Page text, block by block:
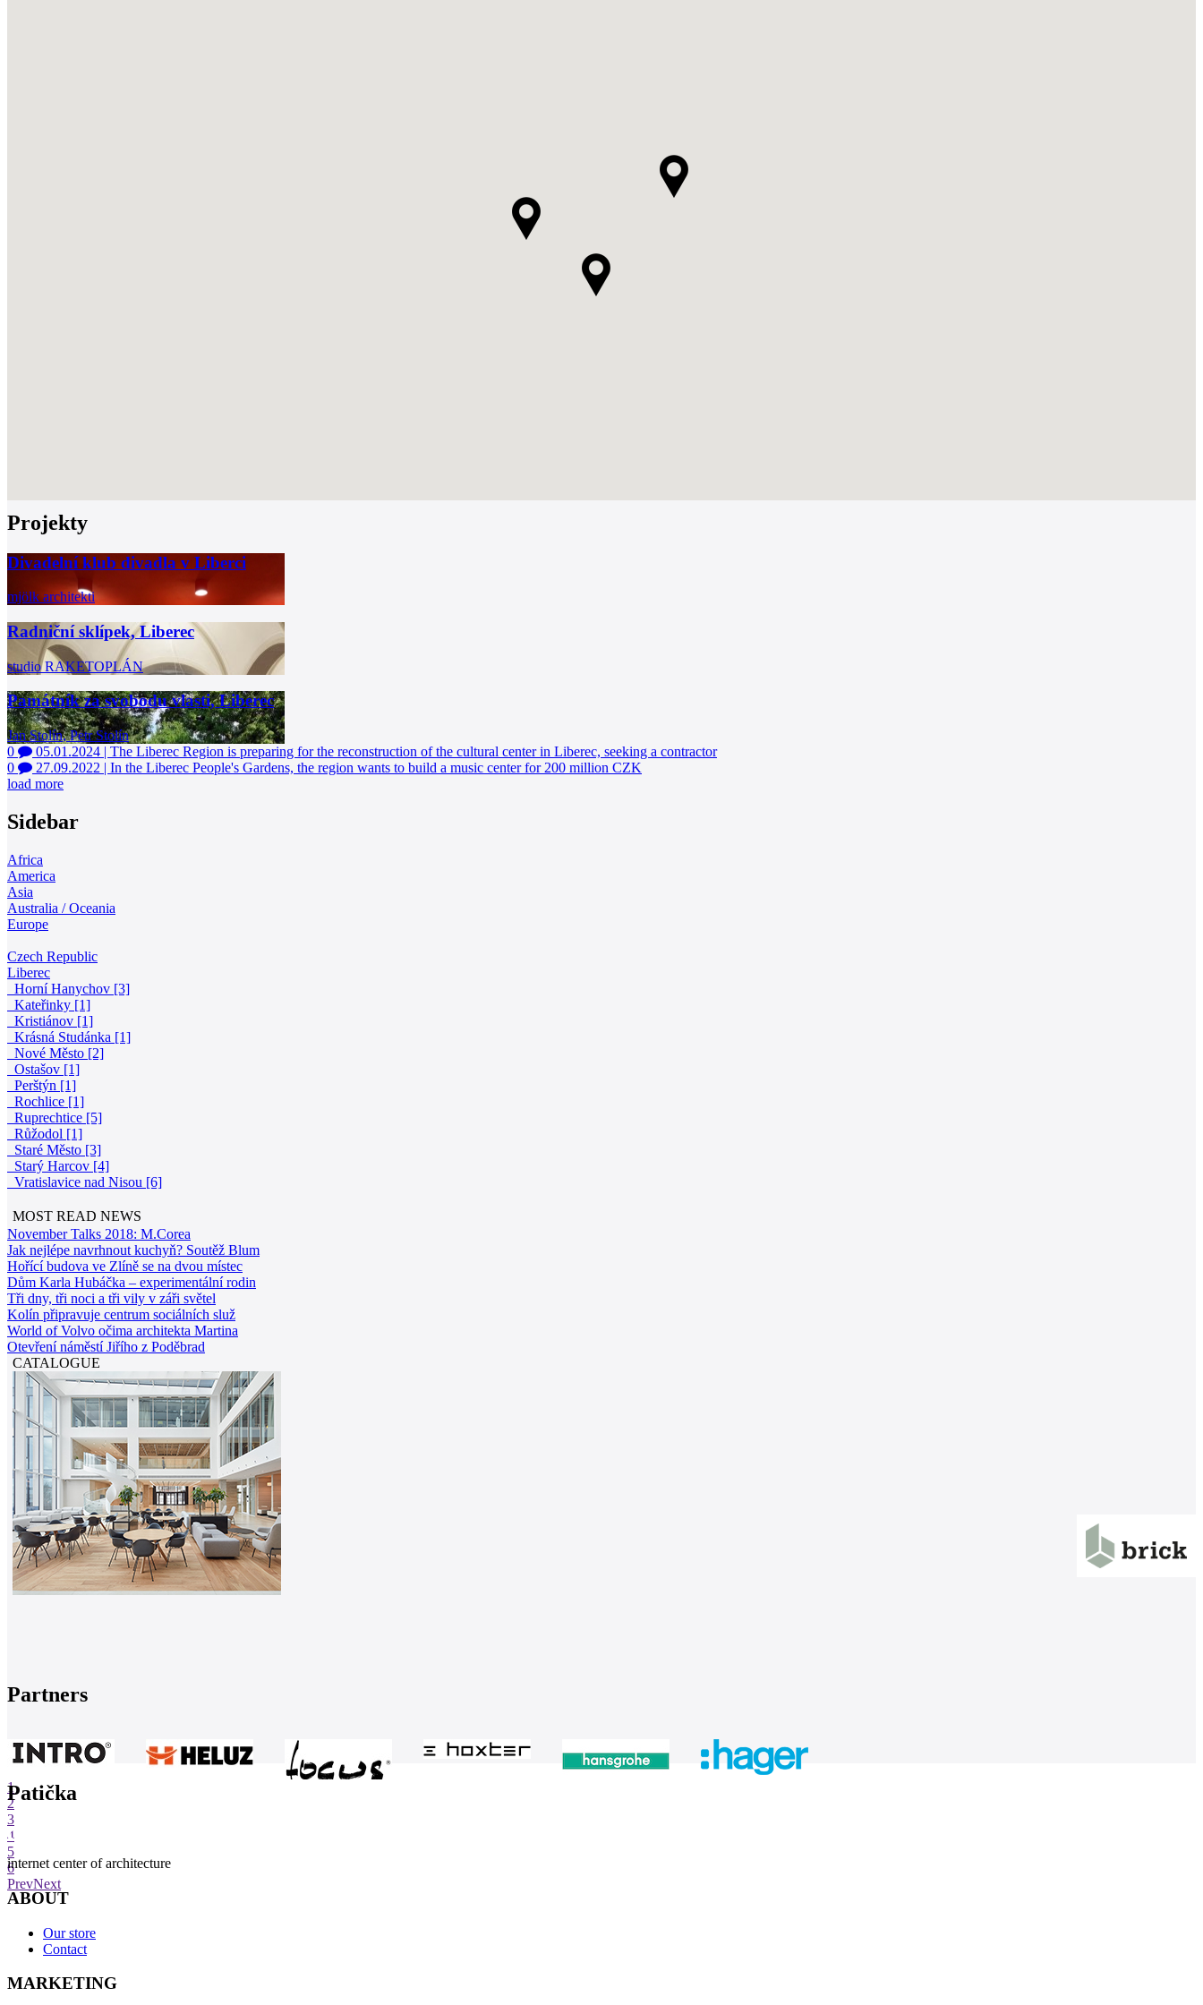
Projekty
Divadelní klub divadla v Liberci
mjölk architekti
Radniční sklípek, Liberec
studio RAKETOPLÁN
Památník za svobodu vlasti, Liberec
Jan Stolín,Petr Stolín
0
05.01.2024 | The Liberec Region is preparing for the reconstruction of the cultural center in Liberec, seeking a contractor
0
27.09.2022 | In the Liberec People's Gardens, the region wants to build a music center for 200 million CZK
load more
Sidebar
Africa
America
Asia
Australia / Oceania
Europe
Czech Republic
Liberec
Horní Hanychov [3]
Kateřinky [1]
Kristiánov [1]
Krásná Studánka [1]
Nové Město [2]
Ostašov [1]
Perštýn [1]
Rochlice [1]
Ruprechtice [5]
Růžodol [1]
Staré Město [3]
Starý Harcov [4]
Vratislavice nad Nisou [6]
MOST READ NEWS
November Talks 2018: M.Corea
Jak nejlépe navrhnout kuchyň? Soutěž Blum
Hořící budova ve Zlíně se na dvou místec
Dům Karla Hubáčka – experimentální rodin
Tři dny, tři noci a tři vily v záři světel
Kolín připravuje centrum sociálních služ
World of Volvo očima architekta Martina
Otevření náměstí Jiřího z Poděbrad
CATALOGUE
Partners
1
2
3
4
5
6
PrevNext
Patička
internet center of architecture
ABOUT
Our store
Contact
MARKETING